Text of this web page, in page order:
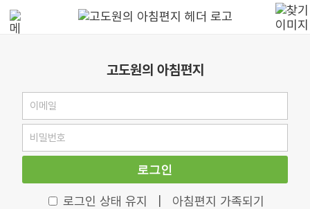
고도원의 아침편지
로그인
로그인 상태 유지 아침편지 가족되기